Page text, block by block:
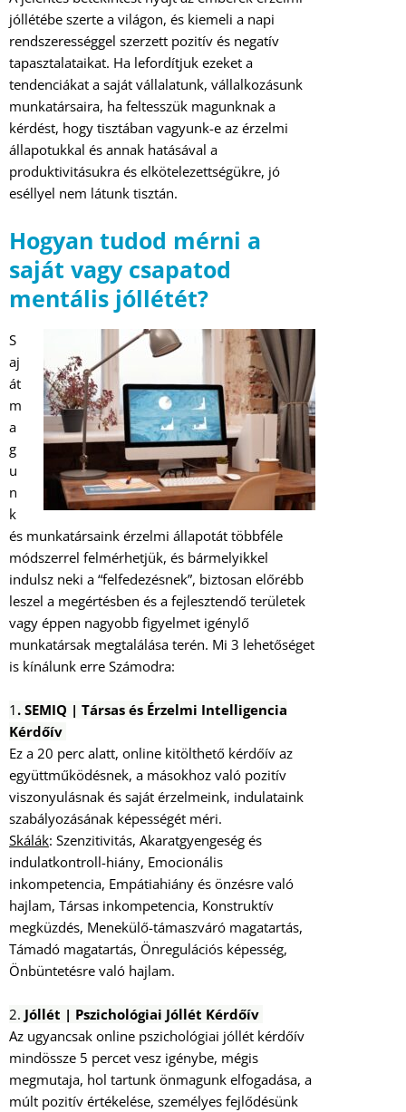
jóllétébe szerte a világon, és kiemeli a napi
rendszerességgel szerzett pozitív és negatív
tapasztalataikat. Ha lefordítjuk ezeket a
tendenciákat a saját vállalatunk, vállalkozásunk
munkatársaira, ha feltesszük magunknak a
kérdést, hogy tisztában vagyunk-e az érzelmi
állapotukkal és annak hatásával a
produktivitásukra és elkötelezettségükre, jó
eséllyel nem látunk tisztán.
Hogyan tudod mérni a
saját vagy csapatod
mentális jóllétét?
S
aj
át
m
a
g
u
n
k
és munkatársaink érzelmi állapotát többféle
módszerrel felmérhetjük, és bármelyikkel
indulsz neki a “felfedezésnek”, biztosan előrébb
leszel a megértésben és a fejlesztendő területek
vagy éppen nagyobb figyelmet igénylő
munkatársak megtalálása terén. Mi 3 lehetőséget
is kínálunk erre Számodra:
1 . SEMIQ | Társas és Érzelmi Intelligencia
Kérdőív
Ez a 20 perc alatt, online kitölthető kérdőív az
együttműködésnek, a másokhoz való pozitív
viszonyulásnak és saját érzelmeink, indulataink
szabályozásának képességét méri.
Skálák: Szenzitivitás, Akaratgyengeség és
indulatkontroll-hiány, Emocionális
inkompetencia, Empátiahiány és önzésre való
hajlam, Társas inkompetencia, Konstruktív
megküzdés, Menekülő-támaszváró magatartás,
Támadó magatartás, Önregulációs képesség,
Önbüntetésre való hajlam.
2. Jóllét | Pszichológiai Jóllét Kérdőív
Az ugyancsak online pszichológiai jóllét kérdőív
mindössze 5 percet vesz igénybe, mégis
megmutaja, hol tartunk önmagunk elfogadása, a
múlt pozitív értékelése, személyes fejlődésünk